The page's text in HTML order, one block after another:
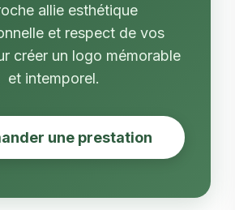
allie esthétique
et respect de vos
créer un logo mémorable
et intemporel.
une prestation